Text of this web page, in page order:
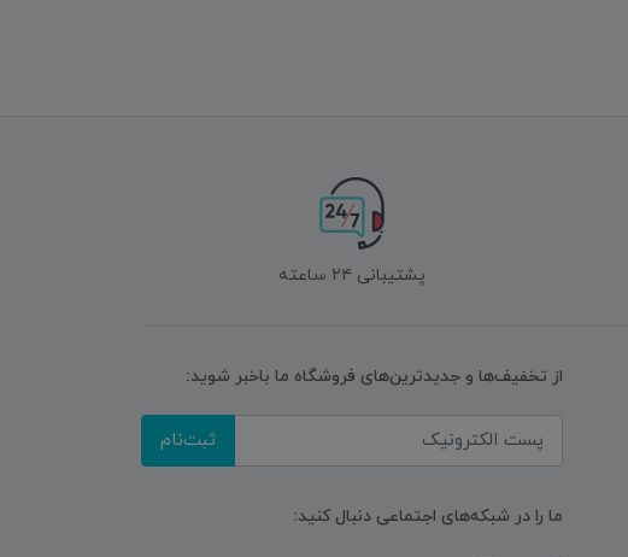
پشتیبانی ۲۴ ساعته
از تخفیف‌ها و جدیدترین‌های فروشگاه ما باخبر شوید:
ثبت‌نام
ما را در شبکه‌های اجتماعی دنبال کنید: